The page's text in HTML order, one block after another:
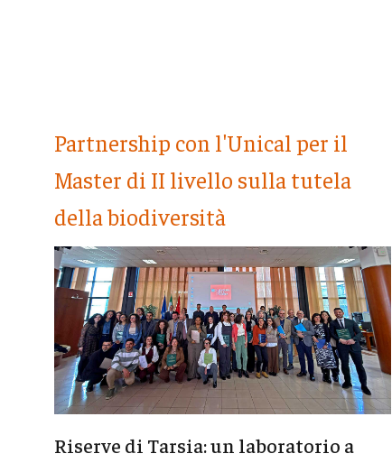
Partnership con l'Unical per il
Master di II livello sulla tutela
della biodiversità
Riserve di Tarsia: un laboratorio a